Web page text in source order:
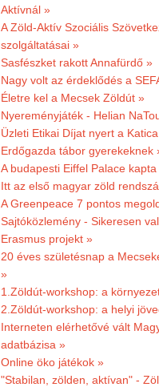
Aktívnál »
A Zöld-Aktív Szociális
szolgáltatásai »
Sasfészket rakott Annafürdő »
Nagy volt az érdeklődés a
Életre kel a Mecsek Zöldút »
Nyereményjáték - Helian
Üzleti Etikai Díjat nyert a
Erdőgazda tábor gyerekeknek
A budapesti Eiffel Palace
Itt az első magyar zöld
A Greenpeace 7 pontos
Sajtóközlemény - Sikeresen
Erasmus projekt »
20 éves születésnap a
»
1.Zöldút-workshop: a
2.Zöldút-workshop: a helyi
Interneten elérhetővé vált
adatbázisa »
Online öko játékok »
"Stabilan, zölden, aktívan" -